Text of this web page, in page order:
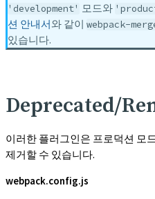
'development' 모드와
션 안내서와 같이 webpack-
있습니다.
Deprecated/
이러한 플러그인은 프로덕션 모
제거할 수 있습니다.
webpack.config.js